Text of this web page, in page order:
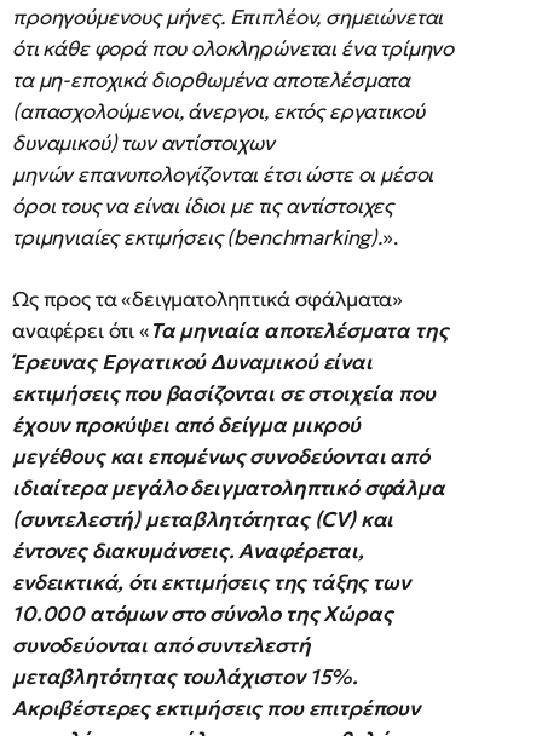
προηγούμενους μήνες. Επιπλέον, σημειώνεται
ότι κάθε φορά που ολοκληρώνεται ένα τρίμηνο
τα μη-εποχικά διορθωμένα αποτελέσματα
(απασχολούμενοι, άνεργοι, εκτός εργατικού
δυναμικού) των αντίστοιχων
μηνών επανυπολογίζονται έτσι ώστε οι μέσοι
όροι τους να είναι ίδιοι με τις αντίστοιχες
τριμηνιαίες εκτιμήσεις (benchmarking).».
Ως προς τα «δειγματοληπτικά σφάλματα»
αναφέρει ότι «Τα μηνιαία αποτελέσματα της
Έρευνας Εργατικού Δυναμικού είναι
εκτιμήσεις που βασίζονται σε στοιχεία που
έχουν προκύψει από δείγμα μικρού
μεγέθους και επομένως συνοδεύονται από
ιδιαίτερα μεγάλο δειγματοληπτικό σφάλμα
(συντελεστή) μεταβλητότητας (CV) και
έντονες διακυμάνσεις. Αναφέρεται,
ενδεικτικά, ότι εκτιμήσεις της τάξης των
10.000 ατόμων στο σύνολο της Χώρας
συνοδεύονται από συντελεστή
μεταβλητότητας τουλάχιστον 15%.
Ακριβέστερες εκτιμήσεις που επιτρέπουν